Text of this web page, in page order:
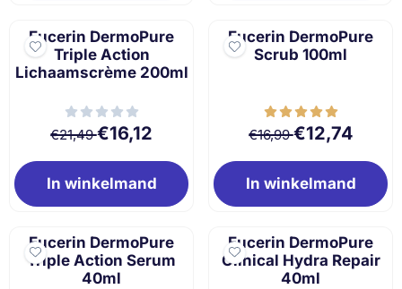
Eucerin DermoPure
Triple Action
Lichaamscrème 200ml
Van 21,49 voor 16,12
€21,49€16,12
In winkelmand
Eucerin DermoPure
Scrub 100ml
Van 16,99 voor
€16,99€12,74
In winkelmand
Eucerin DermoPure
Triple Action Serum
40ml
Eucerin DermoPure
Clinical Hydra Repair
40ml